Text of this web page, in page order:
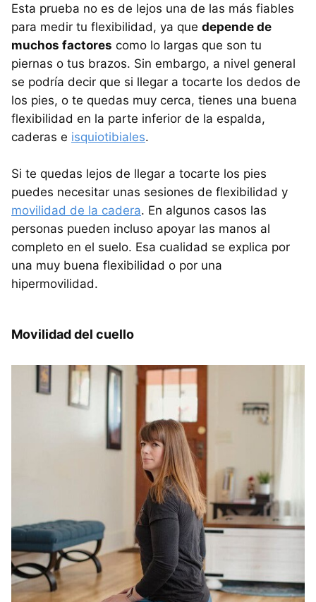
Esta prueba no es de lejos una de las más fiables
para medir tu flexibilidad, ya que depende de
muchos factores como lo largas que son tu
piernas o tus brazos. Sin embargo, a nivel general
se podría decir que si llegar a tocarte los dedos de
los pies, o te quedas muy cerca, tienes una buena
flexibilidad en la parte inferior de la espalda,
caderas e isquiotibiales.
Si te quedas lejos de llegar a tocarte los pies
puedes necesitar unas sesiones de flexibilidad y
movilidad de la cadera. En algunos casos las
personas pueden incluso apoyar las manos al
completo en el suelo. Esa cualidad se explica por
una muy buena flexibilidad o por una
hipermovilidad.
Movilidad del cuello